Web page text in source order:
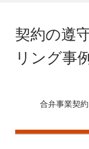
契約の遵
リング事
合弁事業契約